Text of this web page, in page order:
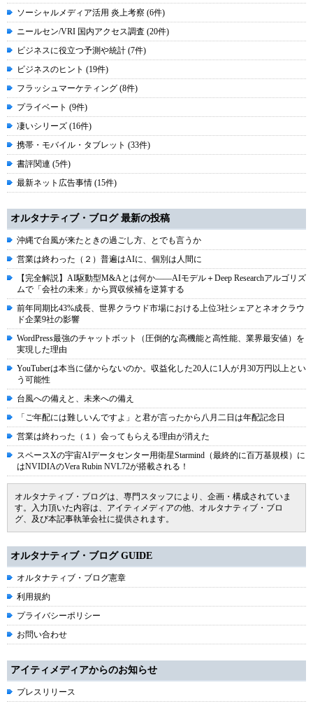
ソーシャルメディア活用 炎上考察 (6件)
ニールセン/VRI 国内アクセス調査 (20件)
ビジネスに役立つ予測や統計 (7件)
ビジネスのヒント (19件)
フラッシュマーケティング (8件)
プライベート (9件)
凄いシリーズ (16件)
携帯・モバイル・タブレット (33件)
書評関連 (5件)
最新ネット広告事情 (15件)
オルタナティブ・ブログ 最新の投稿
沖縄で台風が来たときの過ごし方、とでも言うか
営業は終わった（２）普遍はAIに、個別は人間に
【完全解説】AI駆動型M&Aとは何か――AIモデル＋Deep Researchアルゴリズ
ムで「会社の未来」から買収候補を逆算する
前年同期比43%成長、世界クラウド市場における上位3社シェアとネオクラウ
ド企業9社の影響
WordPress最強のチャットボット（圧倒的な高機能と高性能、業界最安値）を
実現した理由
YouTuberは本当に儲からないのか。収益化した20人に1人が月30万円以上とい
う可能性
台風への備えと、未来への備え
「ご年配には難しいんですよ」と君が言ったから八月二日は年配記念日
営業は終わった（１）会ってもらえる理由が消えた
スペースXの宇宙AIデータセンター用衛星Starmind（最終的に百万基規模）に
はNVIDIAのVera Rubin NVL72が搭載される！
オルタナティブ・ブログは、専門スタッフにより、企画・構成されていま
す。入力頂いた内容は、アイティメディアの他、オルタナティブ・ブロ
グ、及び本記事執筆会社に提供されます。
オルタナティブ・ブログ GUIDE
オルタナティブ・ブログ憲章
利用規約
プライバシーポリシー
お問い合わせ
アイティメディアからのお知らせ
プレスリリース